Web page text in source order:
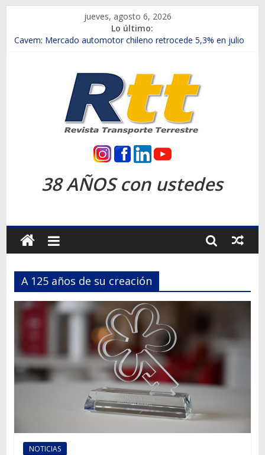
contenido
jueves, agosto 6, 2026
Lo último:
Chile es el primer mercado internacional en lanzar la nueva
Salfa suma vehículos electrificados de Chevrolet en el Biobío
Samex amplía su red con nuevas sucursales en Rancagua y
SINOTRUK Pick-ups presentó la recién estrenada Bolden en
la Expo Compras Públicas 2026
Revista
Transporte
Terrestre
Autos,
camiones,
motos,
información
del
transporte
38 AÑOS con ustedes
A 125 años de su creación
NOTICIAS